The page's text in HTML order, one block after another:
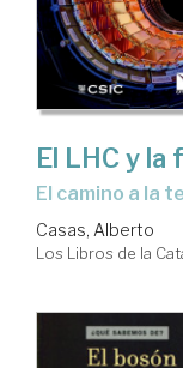
El LHC y
el camino a la
Casas, Alberto
Los Libros de la